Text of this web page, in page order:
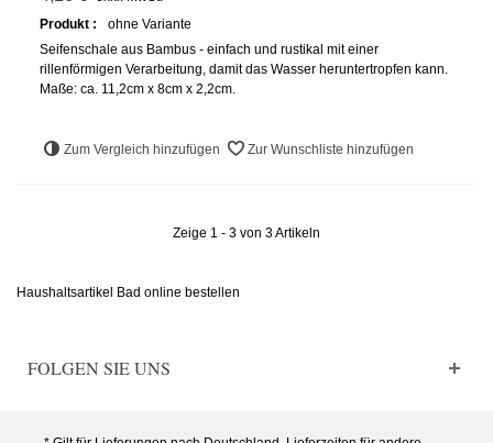
Produkt :
ohne Variante
Seifenschale aus Bambus - einfach und rustikal mit einer
rillenförmigen Verarbeitung, damit das Wasser heruntertropfen kann.
Maße: ca. 11,2cm x 8cm x 2,2cm.
Zum Vergleich hinzufügen Zur Wunschliste hinzufügen
Zeige 1 - 3 von 3 Artikeln
Haushaltsartikel Bad online bestellen
FOLGEN SIE UNS